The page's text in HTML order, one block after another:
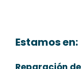
Estamos en: